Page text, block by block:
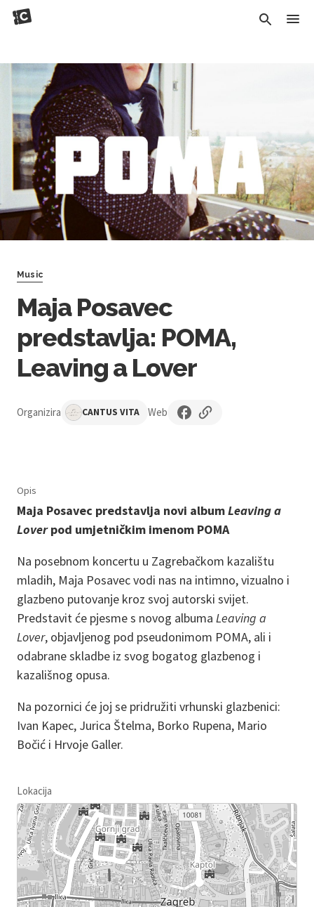
Music
Maja Posavec
predstavlja: POMA,
Leaving a Lover
Organizira CANTUS VITA Web
Opis
Maja Posavec predstavlja novi albumLeaving a
Loverpod umjetničkim imenom POMA
Na posebnom koncertu u Zagrebačkom kazalištu
mladih, Maja Posavec vodi nas na intimno, vizualno i
glazbeno putovanje kroz svoj autorski svijet.
Predstavit će pjesme s novog albuma Leaving a
Lover, objavljenog pod pseudonimom POMA, ali i
odabrane skladbe iz svog bogatog glazbenog i
kazališnog opusa.
Na pozornici će joj se pridružiti vrhunski glazbenici:
Ivan Kapec, Jurica Štelma, Borko Rupena, Mario
Bočić i Hrvoje Galler.
Lokacija